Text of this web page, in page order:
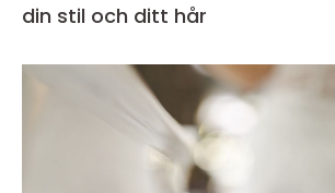
din stil och ditt hår